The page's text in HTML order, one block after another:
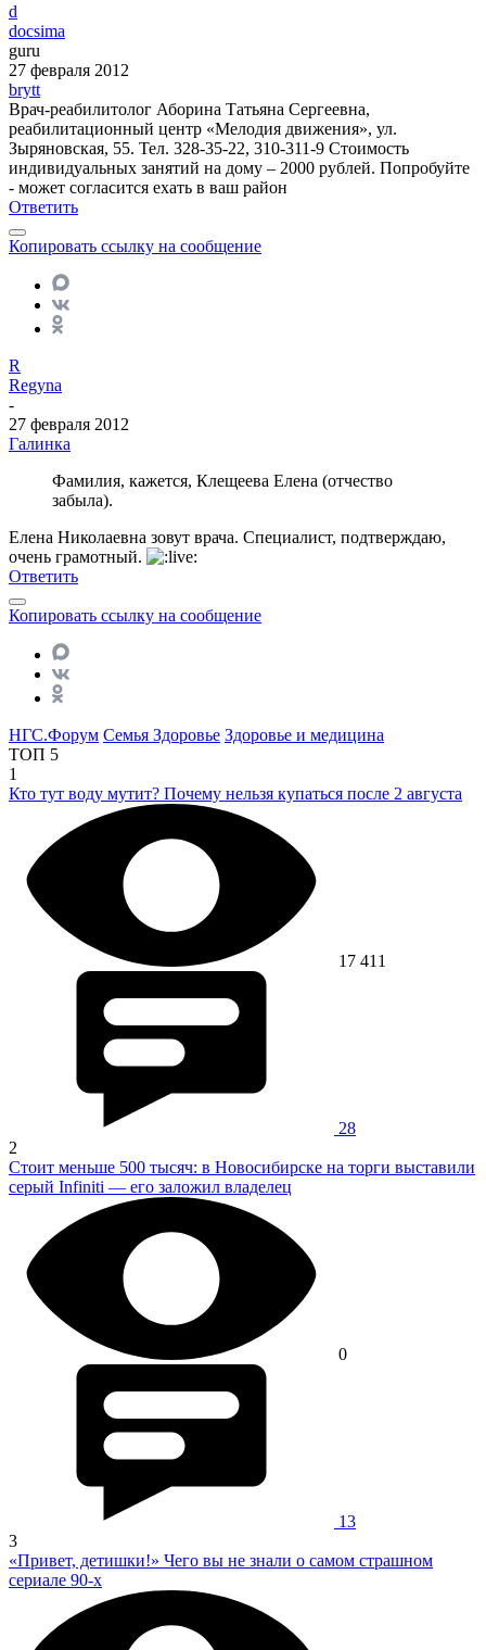
d
docsima
guru
27 февраля 2012
brytt
Врач-реабилитолог Аборина Татьяна Сергеевна,
реабилитационный центр «Мелодия движения», ул.
Зыряновская, 55. Тел. 328-35-22, 310-311-9 Стоимость
индивидуальных занятий на дому – 2000 рублей. Попробуйте
- может согласится ехать в ваш район
Ответить
Копировать ссылку на сообщение
R
Regyna
-
27 февраля 2012
Галинка
Фамилия, кажется, Клещеева Елена (отчество
забыла).
Елена Николаевна зовут врача. Специалист, подтверждаю,
очень грамотный.
Ответить
Копировать ссылку на сообщение
НГС.Форум Семья Здоровье Здоровье и медицина
ТОП 5
1
Кто тут воду мутит? Почему нельзя купаться после 2 августа
17 411
28
2
Стоит меньше 500 тысяч: в Новосибирске на торги выставили
серый Infiniti — его заложил владелец
0
13
3
«Привет, детишки!» Чего вы не знали о самом страшном
сериале 90-х